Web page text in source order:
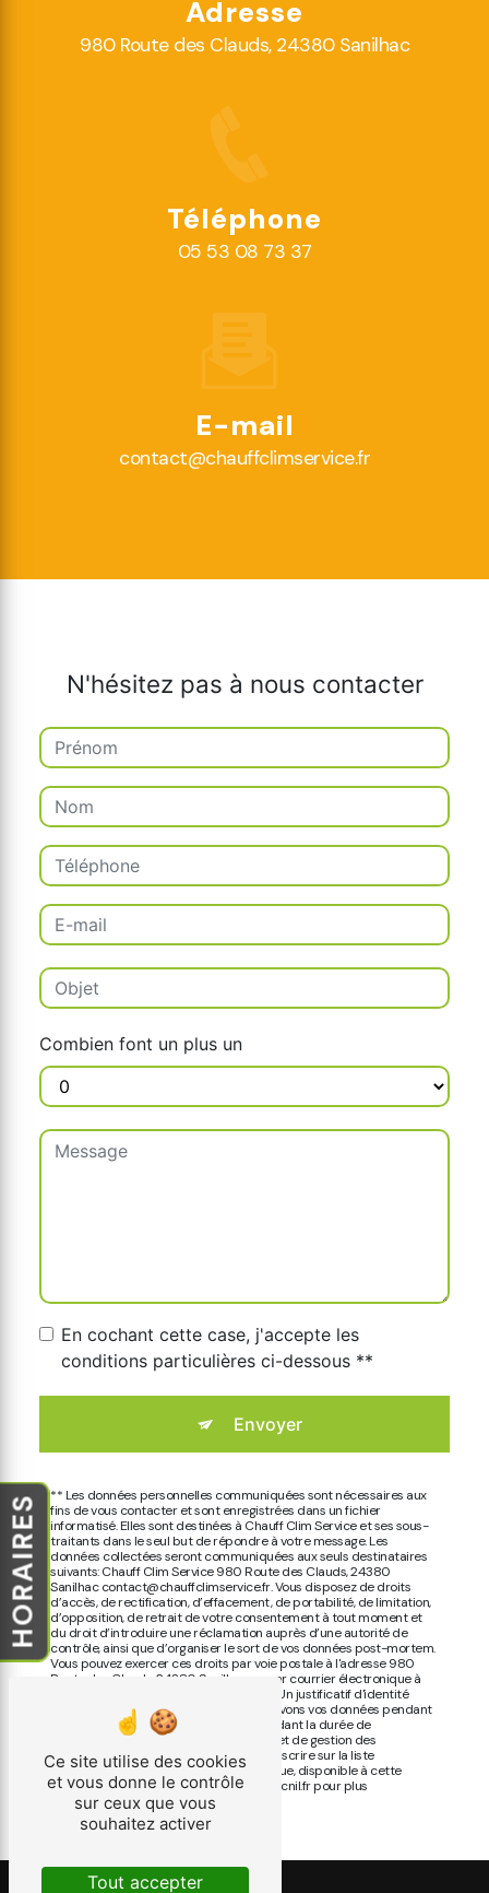
HORAIRES
Adresse
980 Route des Clauds, 24380 Sanilhac
Téléphone
05 53 08 73 37
E-mail
contact@chauffclimservice.fr
N'hésitez pas à nous contacter
Combien font un plus un
En cochant cette case, j'accepte les
conditions particulières ci-dessous **
Envoyer
** Les données personnelles communiquées sont nécessaires aux
fins de vous contacter et sont enregistrées dans un fichier
informatisé. Elles sont destinées à Chauff Clim Service et ses sous-
traitants dans le seul but de répondre à votre message. Les
données collectées seront communiquées aux seuls destinataires
suivants: Chauff Clim Service 980 Route des Clauds, 24380
Sanilhac contact@chauffclimservice.fr. Vous disposez de droits
d’accès, de rectification, d’effacement, de portabilité, de limitation,
d’opposition, de retrait de votre consentement à tout moment et
du droit d’introduire une réclamation auprès d’une autorité de
contrôle, ainsi que d’organiser le sort de vos données post-mortem.
Vous pouvez exercer ces droits par voie postale à l'adresse 980
Route des Clauds, 24380 Sanilhac ou par courrier électronique à
l'adresse contact@chauffclimservice.fr. Un justificatif d'identité
pourra vous être demandé. Nous conservons vos données pendant
la période de prise de contact puis pendant la durée de
prescription légale aux fins probatoires et de gestion des
contentieux. Vous avez le droit de vous inscrire sur la liste
d'opposition au démarchage téléphonique, disponible à cette
adresse:Bloctel.gouv.fr. Consultez le site cnil.fr pour plus
d’informations sur vos droits.
Ce site utilise des cookies
et vous donne le contrôle
sur ceux que vous
souhaitez activer
Tout accepter